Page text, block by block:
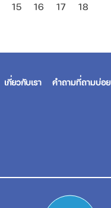
15 16 17 18
เกี่ยวกับเรา คำถามที่ถามบ่อย